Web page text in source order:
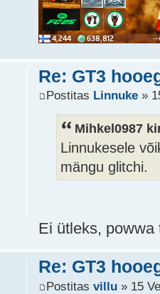
Re: GT3
Postitas Linnuke »
Mihkel0987
Linnukesele
mängu glitchi.
Ei ütleks, powwa
Re: GT3
Postitasvillu » 15